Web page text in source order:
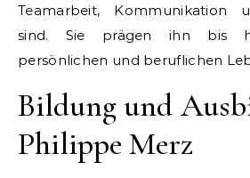
Teamarbeit, Kommunikation
sind. Sie prägen ihn bis
persönlichen und beruflichen
Bildung und
Philippe Merz